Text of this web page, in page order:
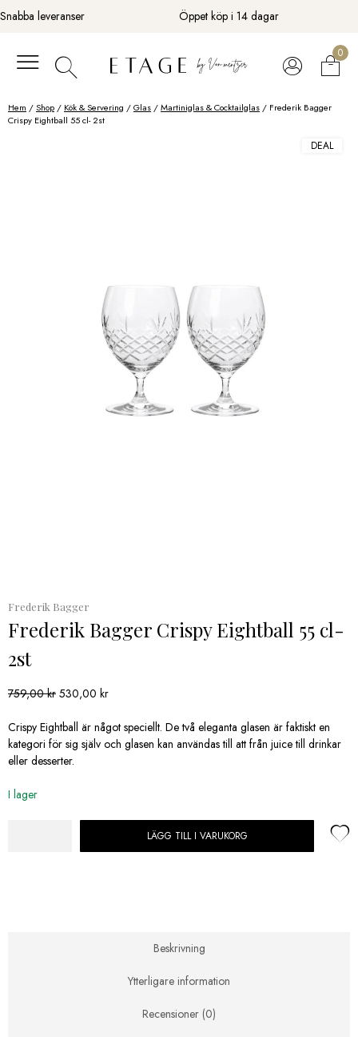
Fortsätt
till
Snabba leveranser Öppet köp i 14 dagar
0
Hem /Shop / Kök & Servering /Glas /Martiniglas & Cocktailglas / Frederik Bagger
Crispy Eightball 55 cl- 2st
DEAL
Frederik Bagger
Frederik Bagger Crispy Eightball 55 cl-
2st
759,00kr Det
priset
var:
759,00 kr.
530,00 krDet
priset
är:
Crispy Eightball är något speciellt. De två eleganta glasen är faktiskt en
kategori för sig själv och glasen kan användas till att från juice till drinkar
eller desserter.
I lager
LÄGG TILL I VARUKORG
Beskrivning
Ytterligare information
Recensioner (0)